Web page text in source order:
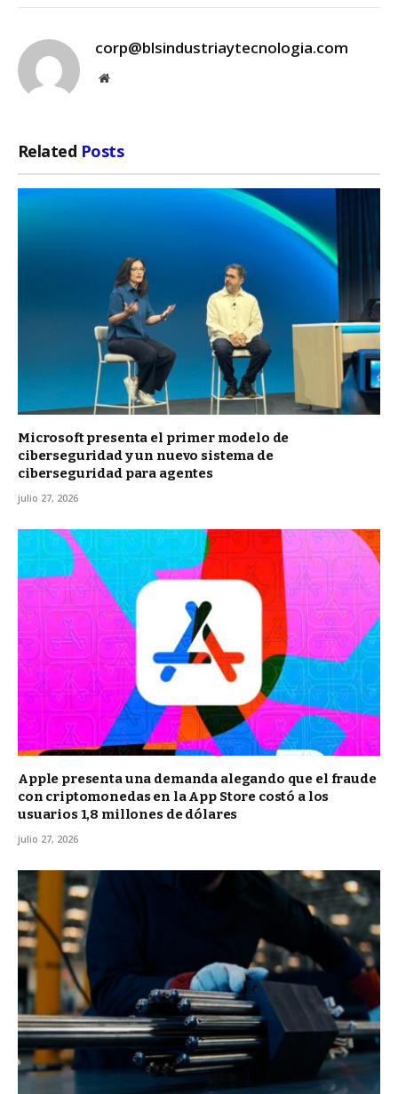
corp@blsindustriaytecnologia.com
Website
Related Posts
Microsoft presenta el primer modelo de
ciberseguridad y un nuevo sistema de
ciberseguridad para agentes
julio 27, 2026
Apple presenta una demanda alegando que el fraude
con criptomonedas en la App Store costó a los
usuarios 1,8 millones de dólares
julio 27, 2026